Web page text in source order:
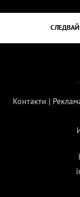
Контакти |